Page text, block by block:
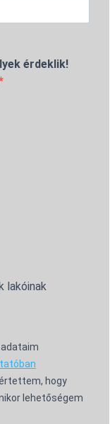
érdeklik!
lakóinak
hogy
lehetőségem